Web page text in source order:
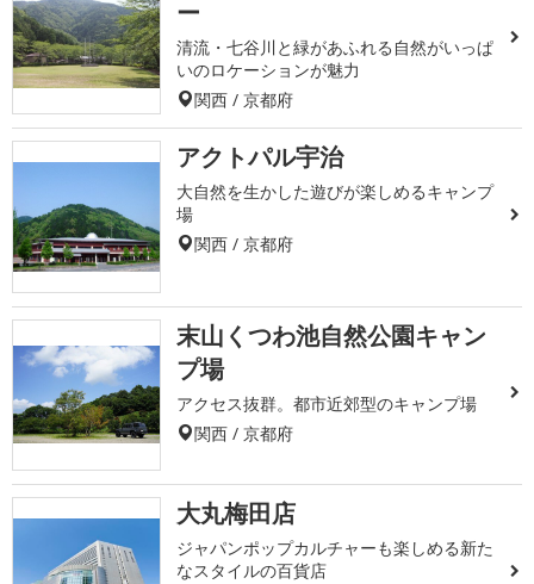
ー
清流・七谷川と緑があふれる自然がいっぱ
いのロケーションが魅力
関西 / 京都府
アクトパル宇治
大自然を生かした遊びが楽しめるキャンプ
場
関西 / 京都府
末山くつわ池自然公園キャン
プ場
アクセス抜群。都市近郊型のキャンプ場
関西 / 京都府
大丸梅田店
ジャパンポップカルチャーも楽しめる新た
なスタイルの百貨店